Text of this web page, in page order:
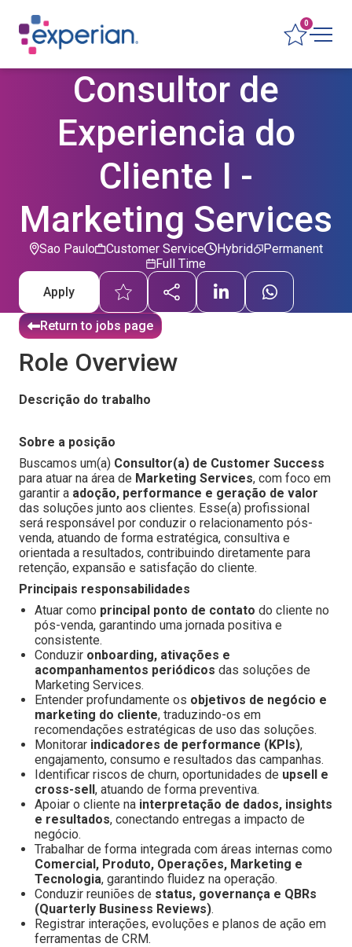
0
Consultor de
Experiencia do
Cliente I -
Marketing Services
Sao Paulo Customer Service Permanent
Hybrid
Full Time
Apply
Return to jobs page
Role Overview
Descrição do trabalho
Sobre a posição
Buscamos um(a) Consultor(a) de Customer Success
para atuar na área de Marketing Services, com foco em
garantir a adoção, performance e geração de valor
das soluções junto aos clientes. Esse(a) profissional
será responsável por conduzir o relacionamento pós-
venda, atuando de forma estratégica, consultiva e
orientada a resultados, contribuindo diretamente para
retenção, expansão e satisfação do cliente.
Principais responsabilidades
Atuar como principal ponto de contato do cliente no
pós-venda, garantindo uma jornada positiva e
consistente.
Conduzir onboarding, ativações e
acompanhamentos periódicos das soluções de
Marketing Services.
Entender profundamente os objetivos de negócio e
marketing do cliente, traduzindo-os em
recomendações estratégicas de uso das soluções.
Monitorar indicadores de performance (KPIs),
engajamento, consumo e resultados das campanhas.
Identificar riscos de churn, oportunidades de upsell e
cross-sell, atuando de forma preventiva.
Apoiar o cliente na interpretação de dados, insights
e resultados, conectando entregas a impacto de
negócio.
Trabalhar de forma integrada com áreas internas como
Comercial, Produto, Operações, Marketing e
Tecnologia, garantindo fluidez na operação.
Conduzir reuniões de status, governança e QBRs
(Quarterly Business Reviews).
Registrar interações, evoluções e planos de ação em
ferramentas de CRM.